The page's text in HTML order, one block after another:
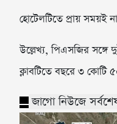
হোটেলটিতে প্রায় সময়ই
উল্লেখ্য, পিএসজির সঙ্গে
ক্লাবটিতে বছরে ৩ কোটি
জাগো নিউজে